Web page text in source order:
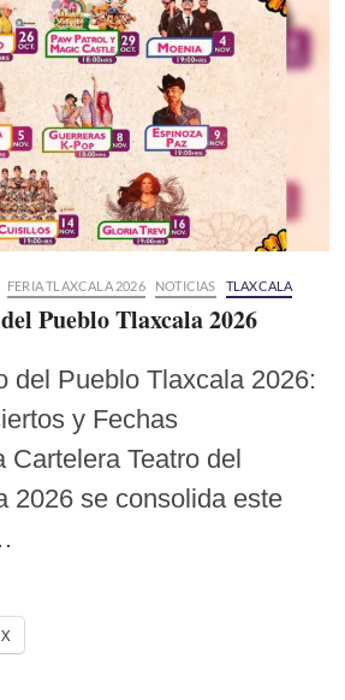
FERIA TLAXCALA 2026 NOTICIAS TLAXCALA
Pueblo Tlaxcala 2026
del Pueblo Tlaxcala 2026:
y Fechas
Cartelera Teatro del
2026 se consolida este
X